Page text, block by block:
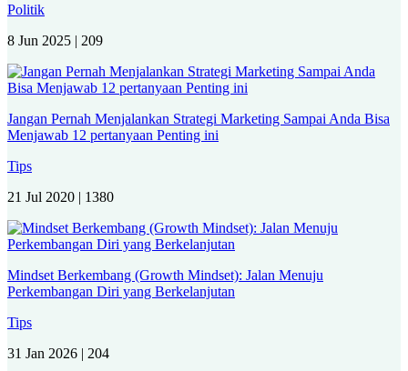
Politik
8 Jun 2025 | 209
Jangan Pernah Menjalankan Strategi Marketing Sampai Anda Bisa
Menjawab 12 pertanyaan Penting ini
Tips
21 Jul 2020 | 1380
Mindset Berkembang (Growth Mindset): Jalan Menuju
Perkembangan Diri yang Berkelanjutan
Tips
31 Jan 2026 | 204